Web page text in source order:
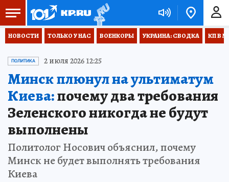
НОВОСТИ ТОЛЬКО У НАС ВОЕНКОРЫ УКРАИНА: СВОДКА КП В
ПОЛИТИКА 2 июля 2026 12:25
Минск плюнул на ультиматум
Киева:почему два требования
Зеленского никогда не будут
выполнены
Политолог Носович объяснил, почему
Минск не будет выполнять требования
Киева